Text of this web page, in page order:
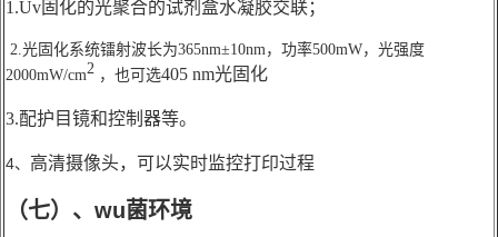
1.Uv固化的光聚合的试剂盒水凝胶交联；
2.光固化系统镭射波长为365nm±10nm，功率500mW，光强度
2000mW/cm2 ，也可选405 nm光固化
3.配护目镜和控制器等。
4、 高清摄像头，可以实时监控打印过程
（七）、wu菌环境